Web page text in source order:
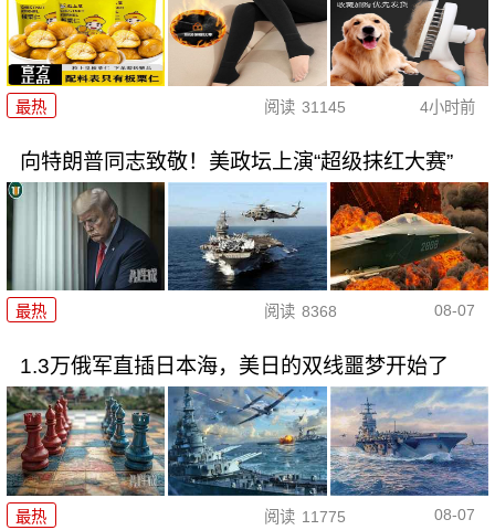
最热 阅读 31145 4小时前
向特朗普同志致敬！美政坛上演“超级抹红大赛”
最热 阅读 8368 08-07
1.3万俄军直插日本海，美日的双线噩梦开始了
最热 阅读 11775 08-07